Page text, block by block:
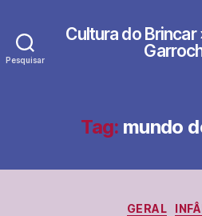
Pesquisar
Cultura do Brincar
Tag: mundo
GERAL